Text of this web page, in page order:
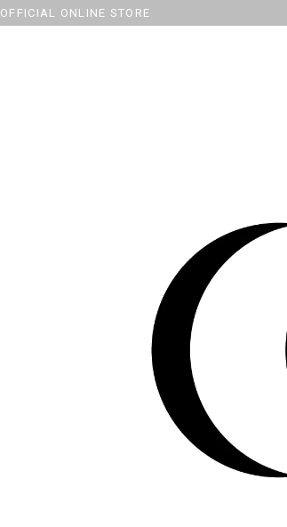
OFFICIAL ONLINE STORE